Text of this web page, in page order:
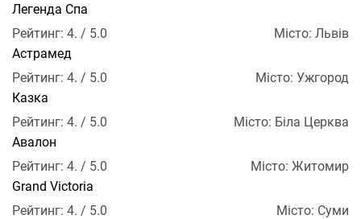
Легенда Спа
Рейтинг: 4. / 5.0
Місто: Львів
Астрамед
Рейтинг: 4. / 5.0
Місто: Ужгород
Казка
Рейтинг: 4. / 5.0
Місто: Біла Церква
Авалон
Рейтинг: 4. / 5.0
Місто: Житомир
Grand Victoria
Рейтинг: 4. / 5.0
Місто: Суми